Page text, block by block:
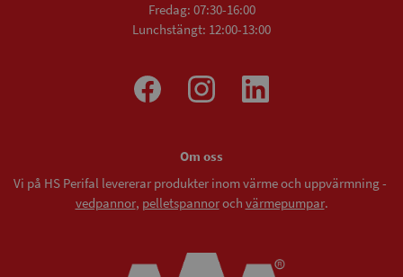
Fredag: 07:30-16:00
Lunchstängt: 12:00-13:00
Om oss
Vi på HS Perifal levererar produkter inom värme och uppvärmning -
vedpannor, pelletspannoroch värmepumpar.